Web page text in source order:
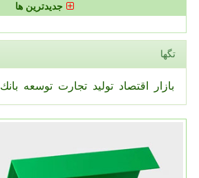
جدیدترین ها
تگها
بازار اقتصاد تولید تجارت توسعه بانك